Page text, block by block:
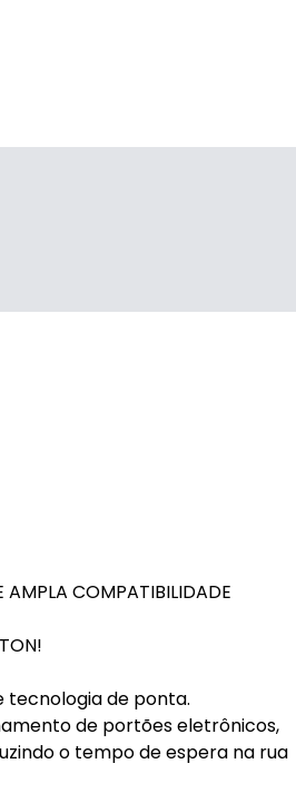
AMPLA COMPATIBILIDADE
tecnologia de ponta.
de portões eletrônicos,
o tempo de espera na rua